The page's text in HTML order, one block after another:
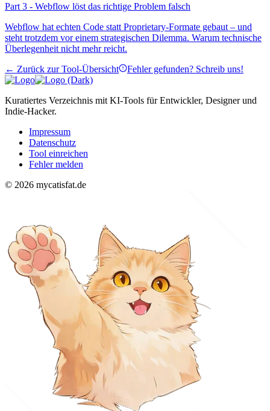
Part 3 - Webflow löst das richtige Problem falsch
Webflow hat echten Code statt Proprietary-Formate gebaut – und
steht trotzdem vor einem strategischen Dilemma. Warum technische
Überlegenheit nicht mehr reicht.
← Zurück zur Tool-Übersicht
Fehler gefunden? Schreib uns!
Kuratiertes Verzeichnis mit KI-Tools für Entwickler, Designer und
Indie-Hacker.
Impressum
Datenschutz
Tool einreichen
Fehler melden
© 2026 mycatisfat.de